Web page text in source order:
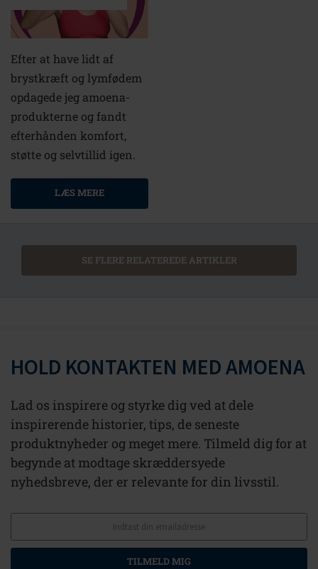
Efter at have lidt af
brystkræft og lymfødem
opdagede jeg amoena-
produkterne og fandt
efterhånden komfort,
støtte og selvtillid igen.
LÆS MERE
SE FLERE RELATEREDE ARTIKLER
HOLD KONTAKTEN MED AMOENA
Lad os inspirere og styrke dig ved at dele
inspirerende historier, tips, de seneste
produktnyheder og meget mere. Tilmeld dig for at
begynde at modtage skræddersyede
nyhedsbreve, der er relevante for din livsstil.
TILMELD MIG